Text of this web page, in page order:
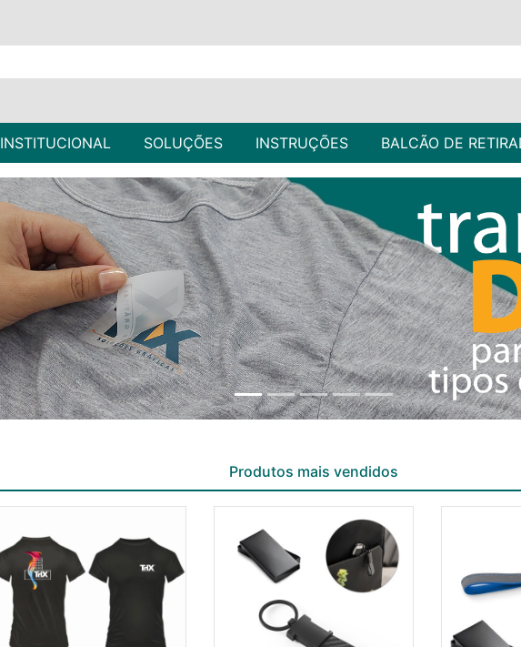
INSTITUCIONAL SOLUÇÕES INSTRUÇÕES BALCÃO DE
Produtos mais vendidos